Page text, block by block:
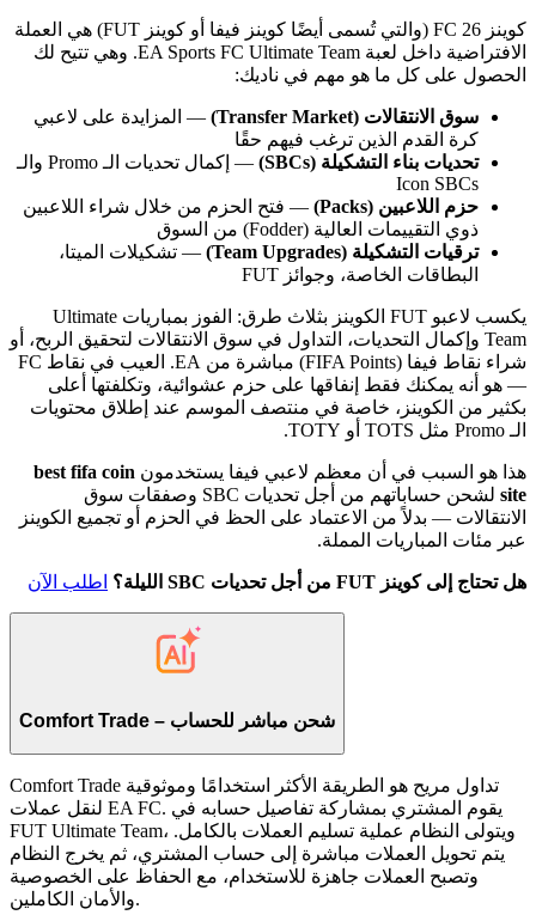
كوينز FC 26 (والتي تُسمى أيضًا كوينز فيفا أو كوينز FUT) هي العملة
الافتراضية داخل لعبة EA Sports FC Ultimate Team. وهي تتيح لك
الحصول على كل ما هو مهم في ناديك:
سوق الانتقالات (Transfer Market)
— المزايدة على لاعبي
كرة القدم الذين ترغب فيهم حقًا
تحديات بناء التشكيلة (SBCs)
— إكمال تحديات الـ Promo والـ
Icon SBCs
حزم اللاعبين (Packs)
— فتح الحزم من خلال شراء اللاعبين
ذوي التقييمات العالية (Fodder) من السوق
ترقيات التشكيلة (Team Upgrades)
— تشكيلات الميتا،
البطاقات الخاصة، وجوائز FUT
يكسب لاعبو FUT الكوينز بثلاث طرق: الفوز بمباريات Ultimate
Team وإكمال التحديات، التداول في سوق الانتقالات لتحقيق الربح، أو
شراء نقاط فيفا (FIFA Points) مباشرة من EA. العيب في نقاط FC
— هو أنه يمكنك فقط إنفاقها على حزم عشوائية، وتكلفتها أعلى
بكثير من الكوينز، خاصة في منتصف الموسم عند إطلاق محتويات
الـ Promo مثل TOTS أو TOTY.
هذا هو السبب في أن معظم لاعبي فيفا يستخدمون best fifa coin
site
لشحن حساباتهم من أجل تحديات SBC وصفقات سوق
الانتقالات — بدلاً من الاعتماد على الحظ في الحزم أو تجميع الكوينز
عبر مئات المباريات المملة.
هل تحتاج إلى كوينز FUT من أجل تحديات SBC الليلة؟ اطلب الآن
Comfort Trade – شحن مباشر للحساب
Comfort Trade تداول مريح هو الطريقة الأكثر استخدامًا وموثوقية
لنقل عملات EA FC. يقوم المشتري بمشاركة تفاصيل حسابه في
FUT Ultimate Team، ويتولى النظام عملية تسليم العملات بالكامل.
يتم تحويل العملات مباشرة إلى حساب المشتري، ثم يخرج النظام
وتصبح العملات جاهزة للاستخدام، مع الحفاظ على الخصوصية
والأمان الكاملين.